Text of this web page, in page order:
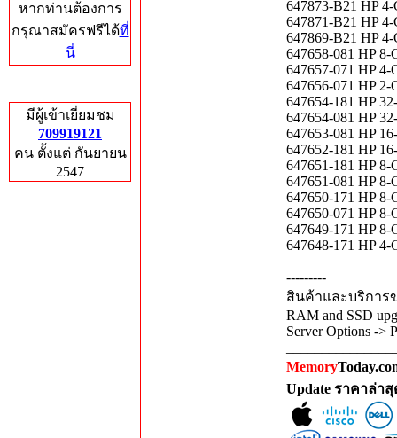
หากท่านต้องการ
กรุณาสมัครฟรีได้ที่
นี่
มีผู้เข้าเยี่ยมชม
709919121
คน ตั้งแต่ กันยายน
2547
647873-B21 HP
647871-B21 HP
647869-B21 HP
647658-081 HP
647657-071 HP
647656-071 HP
647654-181 HP
647654-081 HP
647653-081 HP
647652-181 HP
647651-181 HP
647651-081 HP
647650-171 HP
647650-071 HP
647649-171 HP
647648-171 HP
---------
สินค้าและบริการ
RAM and SSD
Server Options ->
Memory
Update ราคาล่า